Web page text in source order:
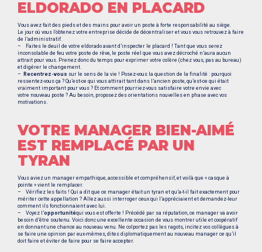
ELDORADO EN PLACARD
Vous avez fait des pieds et des mains pour avoir un poste à forte responsabilité au siège.
Le jour où vous l’obtenez votre entreprise décide de décentraliser et vous vous retrouvez à faire
de l’administratif.
– Faites le deuil de votre eldorado avant d’inspecter le placard ! Tant que vous serez
inconsolable de feu votre poste de rêve, le poste réel que vous avez décroché n’aura aucun
attrait pour vous. Prenez donc du temps pour exprimer votre colère (chez vous, pas au bureau)
et digérer le changement.
–
Recentrez-vous sur le sens de la vie ! Posez-vous la question de la finalité : pourquoi
ressentez-vous ça ? Qu’est-ce qui vous attirait tant dans l’ancien poste, qu’est-ce qui était
vraiment important pour vous ? Et comment pourriez-vous satisfaire votre envie avec
votre nouveau poste ? Au besoin, proposez des orientations nouvelles en phase avec vos
motivations.
VOTRE MANAGER BIEN-AIMÉ
EST REMPLACÉ PAR UN
TYRAN
Vous aviez un manager empathique, accessible et compréhensif, et voilà que « casque à
pointe » vient le remplacer.
– Vérifiez les faits ! Qui a dit que ce manager était un tyran et qu’a-t-il fait exactement pour
mériter cette appellation ? Allez aussi interroger ceux qui l’appréciaient et demandez-leur
comment ils fonctionnaient avec lui.
– Voyez l’opportunitéqui vous est offerte ! Précédé par sa réputation, ce manager va avoir
besoin d’être soutenu. Voici donc une excellente occasion de vous montrer utile et coopératif
en donnant une chance au nouveau venu. Ne colportez pas les ragots, incitez vos collègues à
se faire une opinion par eux-mêmes, dites diplomatiquement au nouveau manager ce qu’il
doit faire et éviter de faire pour se faire accepter.